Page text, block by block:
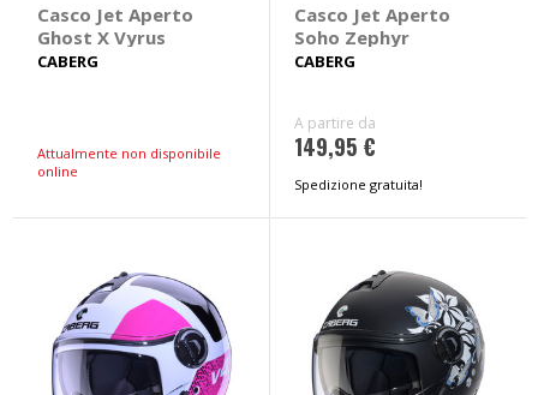
Casco Jet Aperto
Ghost X Vyrus
CABERG
Attualmente non disponibile
online
Casco Jet Aperto
Soho Zephyr
CABERG
A partire da
149,95 €
Spedizione gratuita!